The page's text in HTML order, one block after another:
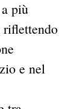
più
e nel